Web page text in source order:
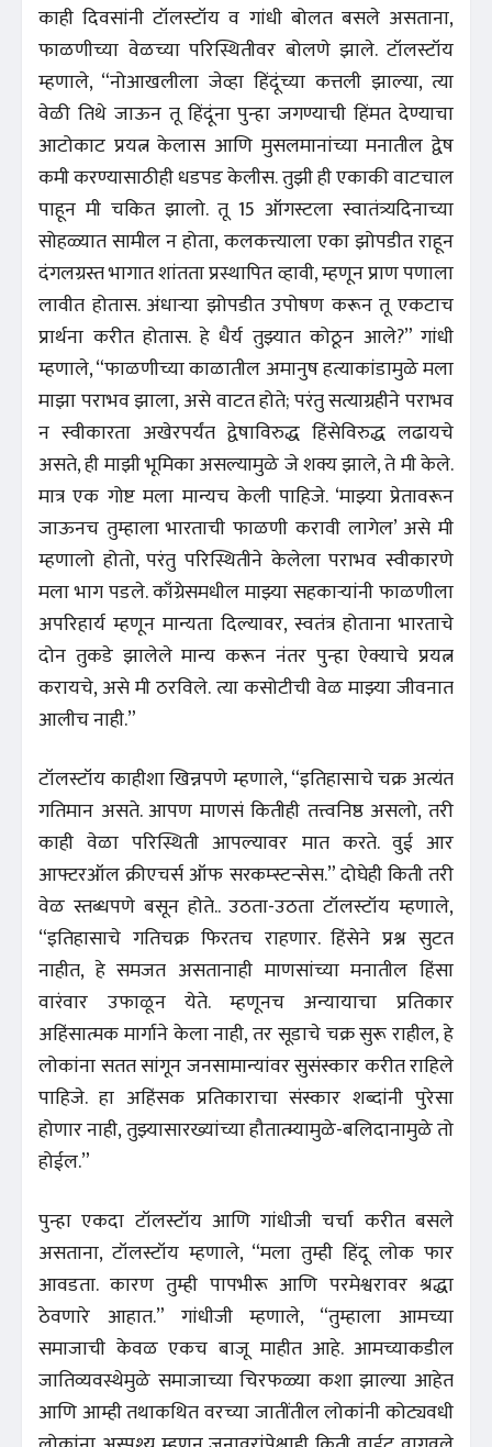
काही दिवसांनी टॉलस्टॉय व गांधी बोलत बसले असताना,
फाळणीच्या वेळच्या परिस्थितीवर बोलणे झाले. टॉलस्टॉय
म्हणाले, “नोआखलीला जेव्हा हिंदूंच्या कत्तली झाल्या, त्या
वेळी तिथे जाऊन तू हिंदूंना पुन्हा जगण्याची हिंमत देण्याचा
आटोकाट प्रयत्न केलास आणि मुसलमानांच्या मनातील द्वेष
कमी करण्यासाठीही धडपड केलीस. तुझी ही एकाकी वाटचाल
पाहून मी चकित झालो. तू 15 ऑगस्टला स्वातंत्र्यदिनाच्या
सोहळ्यात सामील न होता, कलकत्त्याला एका झोपडीत राहून
दंगलग्रस्त भागात शांतता प्रस्थापित व्हावी, म्हणून प्राण पणाला
लावीत होतास. अंधाऱ्या झोपडीत उपोषण करून तू एकटाच
प्रार्थना करीत होतास. हे धैर्य तुझ्यात कोठून आले?” गांधी
म्हणाले, “फाळणीच्या काळातील अमानुष हत्याकांडामुळे मला
माझा पराभव झाला, असे वाटत होते; परंतु सत्याग्रहीने पराभव
न स्वीकारता अखेरपर्यंत द्वेषाविरुद्ध हिंसेविरुद्ध लढायचे
असते, ही माझी भूमिका असल्यामुळे जे शक्य झाले, ते मी केले.
मात्र एक गोष्ट मला मान्यच केली पाहिजे. ‘माझ्या प्रेतावरून
जाऊनच तुम्हाला भारताची फाळणी करावी लागेल’ असे मी
म्हणालो होतो, परंतु परिस्थितीने केलेला पराभव स्वीकारणे
मला भाग पडले. काँग्रेसमधील माझ्या सहकाऱ्यांनी फाळणीला
अपरिहार्य म्हणून मान्यता दिल्यावर, स्वतंत्र होताना भारताचे
दोन तुकडे झालेले मान्य करून नंतर पुन्हा ऐक्याचे प्रयत्न
करायचे, असे मी ठरविले. त्या कसोटीची वेळ माझ्या जीवनात
आलीच नाही.”
टॉलस्टॉय काहीशा खिन्नपणे म्हणाले, “इतिहासाचे चक्र अत्यंत
गतिमान असते. आपण माणसं कितीही तत्त्वनिष्ठ असलो, तरी
काही वेळा परिस्थिती आपल्यावर मात करते. वुई आर
आफ्टरऑल क्रीएचर्स ऑफ सरकम्स्टन्सेस.” दोघेही किती तरी
वेळ स्तब्धपणे बसून होते.. उठता-उठता टॉलस्टॉय म्हणाले,
“इतिहासाचे गतिचक्र फिरतच राहणार. हिंसेने प्रश्न सुटत
नाहीत, हे समजत असतानाही माणसांच्या मनातील हिंसा
वारंवार उफाळून येते. म्हणूनच अन्यायाचा प्रतिकार
अहिंसात्मक मार्गाने केला नाही, तर सूडाचे चक्र सुरू राहील, हे
लोकांना सतत सांगून जनसामान्यांवर सुसंस्कार करीत राहिले
पाहिजे. हा अहिंसक प्रतिकाराचा संस्कार शब्दांनी पुरेसा
होणार नाही, तुझ्यासारख्यांच्या हौतात्म्यामुळे-बलिदानामुळे तो
होईल.”
पुन्हा एकदा टॉलस्टॉय आणि गांधीजी चर्चा करीत बसले
असताना, टॉलस्टॉय म्हणाले, “मला तुम्ही हिंदू लोक फार
आवडता. कारण तुम्ही पापभीरू आणि परमेश्वरावर श्रद्धा
ठेवणारे आहात.” गांधीजी म्हणाले, “तुम्हाला आमच्या
समाजाची केवळ एकच बाजू माहीत आहे. आमच्याकडील
जातिव्यवस्थेमुळे समाजाच्या चिरफळ्या कशा झाल्या आहेत
आणि आम्ही तथाकथित वरच्या जातींतील लोकांनी कोट्यवधी